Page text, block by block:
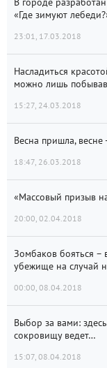
«Где зимуют
23:01, 17.03.2018
Насладиться
можно лишь
15:27, 24.03.2018
Весна пришла, весне
18:47, 26.03.2018
«Массовый призыв
20:00, 02.04.2018
Зомбаков бояться –
убежище на случай
00:00, 08.04.2018
Выбор за вами:
сокровищу ведет…
15:07, 08.04.2018